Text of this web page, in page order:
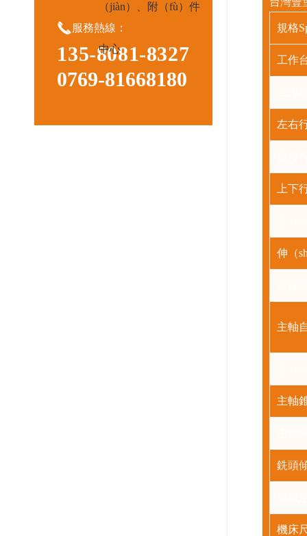
（jiàn）、附（fù）件
中心
服務熱線：
135-8081-8327
0769-81668180
規格
工作
左右
上下
伸（
主軸
主軸
銑頭
機床